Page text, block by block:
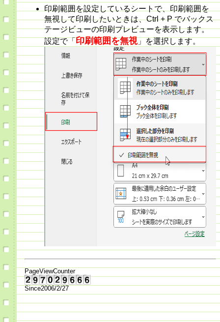
印刷範囲を設定しているシートで、印刷範囲を
無視して印刷したいときは、Ctrl + P でバックス
テージビューの印刷プレビューを表示します。
設定で「 印刷範囲を無視」を選択します。
PageViewCounter
Since2006/2/27